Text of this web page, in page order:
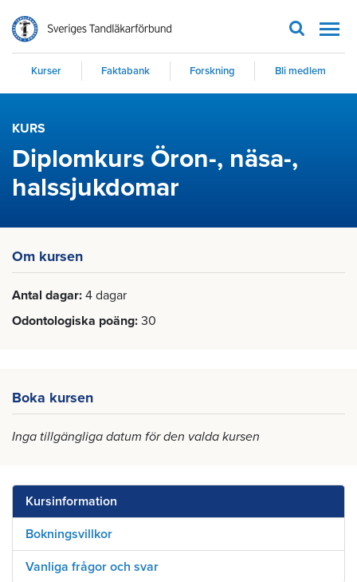
Kurser Faktabank Forskning Bli medlem
KURS
Diplomkurs Öron-, näsa-,
halssjukdomar
Om kursen
Antal dagar 4 dagar
Odontologiska poäng 30
Boka kursen
Inga tillgängliga datum för den valda kursen
Kursinformation
Bokningsvillkor
Vanliga frågor och svar